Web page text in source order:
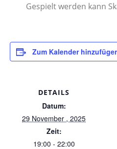
Gespielt werden kann
Zum Kalender
DETAILS
Datum:
29 November , 2025
Zeit:
19:00 - 22:00